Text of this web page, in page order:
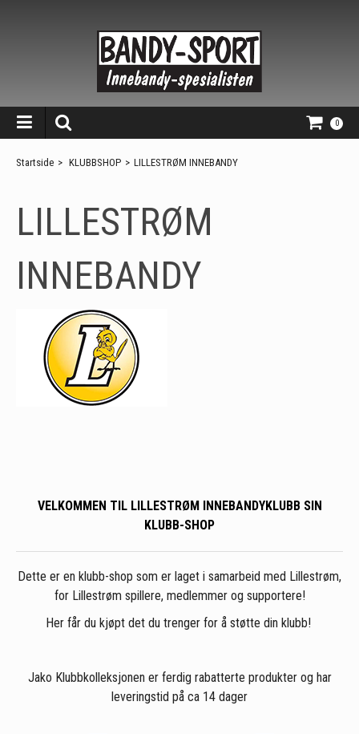
0
Startside > KLUBBSHOP > LILLESTRØM INNEBANDY
LILLESTRØM
INNEBANDY
VELKOMMEN TIL LILLESTRØM INNEBANDYKLUBB SIN
KLUBB-SHOP
Dette er en klubb-shop som er laget i samarbeid med Lillestrøm,
for Lillestrøm spillere, medlemmer og supportere!
Her får du kjøpt det du trenger for å støtte din klubb!
Jako Klubbkolleksjonen er ferdig rabatterte produkter og har
leveringstid på ca 14 dager